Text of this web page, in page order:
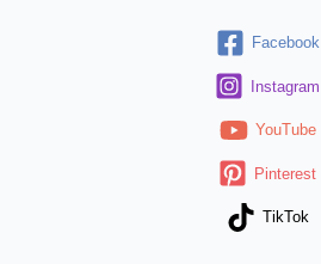
Facebook
Instagram
YouTube
Pinterest
TikTok